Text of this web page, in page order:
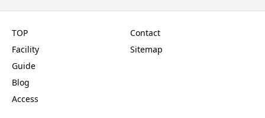
TOP
Facility
Guide
Blog
Access
Contact
Sitemap